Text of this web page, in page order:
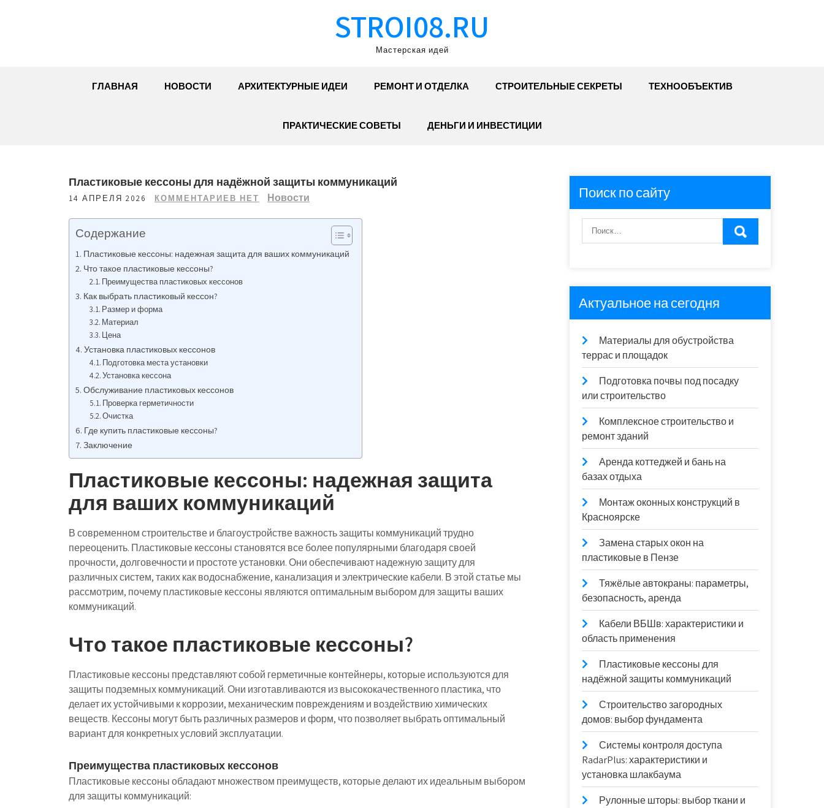
STROI08.RU
Мастерская идей
ГЛАВНАЯ НОВОСТИ АРХИТЕКТУРНЫЕ ИДЕИ РЕМОНТ И ОТДЕЛКА СТРОИТЕЛЬНЫЕ СЕКРЕТЫ ТЕХНООБЪЕКТИВ
ПРАКТИЧЕСКИЕ СОВЕТЫ ДЕНЬГИ И ИНВЕСТИЦИИ
Пластиковые кессоны для надёжной защиты коммуникаций
14 АПРЕЛЯ 2026 КОММЕНТАРИЕВ НЕТ Новости
Содержание
Пластиковые кессоны: надежная защита для ваших коммуникаций
Что такое пластиковые кессоны?
Преимущества пластиковых кессонов
Как выбрать пластиковый кессон?
Размер и форма
Материал
Цена
Установка пластиковых кессонов
Подготовка места установки
Установка кессона
Обслуживание пластиковых кессонов
Проверка герметичности
Очистка
Где купить пластиковые кессоны?
Заключение
Пластиковые кессоны: надежная защита
для ваших коммуникаций
В современном строительстве и благоустройстве важность защиты коммуникаций трудно
переоценить. Пластиковые кессоны становятся все более популярными благодаря своей
прочности, долговечности и простоте установки. Они обеспечивают надежную защиту для
различных систем, таких как водоснабжение, канализация и электрические кабели. В этой статье мы
рассмотрим, почему пластиковые кессоны являются оптимальным выбором для защиты ваших
коммуникаций.
Что такое пластиковые кессоны?
Пластиковые кессоны представляют собой герметичные контейнеры, которые используются для
защиты подземных коммуникаций. Они изготавливаются из высококачественного пластика, что
делает их устойчивыми к коррозии, механическим повреждениям и воздействию химических
веществ. Кессоны могут быть различных размеров и форм, что позволяет выбрать оптимальный
вариант для конкретных условий эксплуатации.
Преимущества пластиковых кессонов
Пластиковые кессоны обладают множеством преимуществ, которые делают их идеальным выбором
для защиты коммуникаций:
Поиск по сайту
Актуальное на сегодня
Материалы для обустройства
террас и площадок
Подготовка почвы под посадку
или строительство
Комплексное строительство и
ремонт зданий
Аренда коттеджей и бань на
базах отдыха
Монтаж оконных конструкций в
Красноярске
Замена старых окон на
пластиковые в Пензе
Тяжёлые автокраны: параметры,
безопасность, аренда
Кабели ВБШв: характеристики и
область применения
Пластиковые кессоны для
надёжной защиты коммуникаций
Строительство загородных
домов: выбор фундамента
Системы контроля доступа
RadarPlus: характеристики и
установка шлакбаума
Рулонные шторы: выбор ткани и